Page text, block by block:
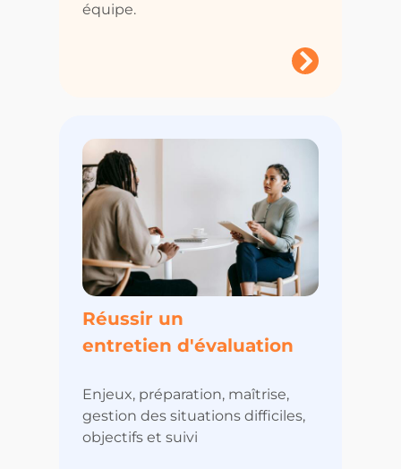
équipe.
Réussir un
entretien d'évaluation
Enjeux, préparation, maîtrise,
gestion des situations difficiles,
objectifs et suivi